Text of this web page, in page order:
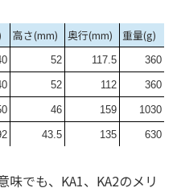
高さ(mm) 奥行(mm) 重量(g)
52 117.5 360
52 112 360
46 159 1030
43.5 135 630
でも、KA1、KA2のメリ